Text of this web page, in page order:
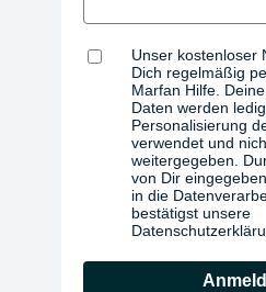
Unser kostenloser
Dich regelmäßig
Marfan Hilfe.
Daten werden
Personalisierung
verwendet und
weitergegeben.
von Dir
in die
bestätigst unsere